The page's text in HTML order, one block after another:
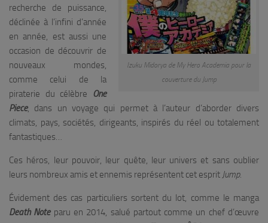
Izuku Midorya de My Hero Academia pour la
couverture du Jump
recherche de puissance,
déclinée à l’infini d’année
en année, est aussi une
occasion de découvrir de
nouveaux mondes,
comme celui de la
piraterie du célèbre
One
Piece, dans un voyage qui permet à l’auteur d’aborder divers
climats, pays, sociétés, dirigeants, inspirés du réel ou totalement
fantastiques…
Ces héros, leur pouvoir, leur quête, leur univers et sans oublier
leurs nombreux amis et ennemis représentent cet esprit Jump.
Évidement des cas particuliers sortent du lot, comme le manga
Death Noteparu en 2014, salué partout comme un chef d’œuvre